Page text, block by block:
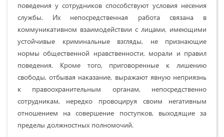
поведения у сотрудников способствуют условия несения
службы. Их непосредственная работа связана в
коммуникативном взаимодействии с лицами, имеющими
устойчивые криминальные взгляды, не признающие
нормы общественной нравственности, морали и правил
поведения. Кроме того, приговоренные к лишению
свободы, отбывая наказание, выражают явную неприязнь
к правоохранительным органам, непосредственно
сотрудникам, нередко провоцируя своим негативным
отношением на совершение поступков, выходящие за
пределы должностных полномочий.